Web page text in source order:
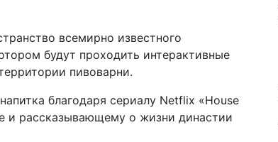
всемирно известного
будут проходить интерактивные
пивоварни.
благодаря сериалу Netflix «House
рассказывающему о жизни династии